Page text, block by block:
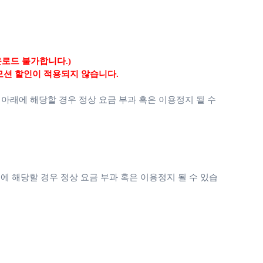
드 불가합니다.)
할인이 적용되지 않습니다.
래에 해당할 경우 정상 요금 부과 혹은 이용정지 될 수
해당할 경우 정상 요금 부과 혹은 이용정지 될 수 있습